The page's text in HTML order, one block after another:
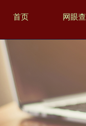
首页 网眼查